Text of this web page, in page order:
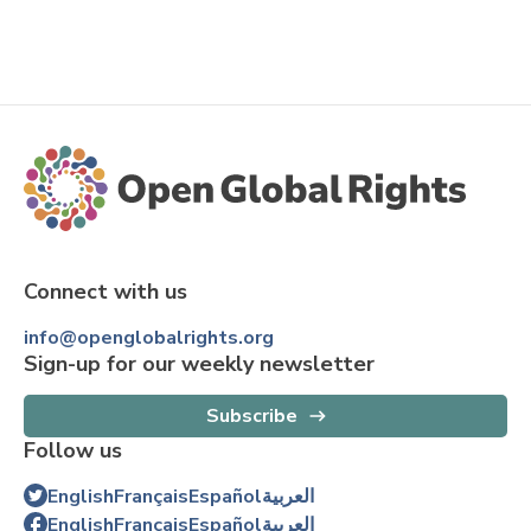
Connect with us
info@openglobalrights.org
Sign-up for our weekly newsletter
Subscribe
Follow us
EnglishFrançaisEspañolالعربية
EnglishFrançaisEspañolالعربية